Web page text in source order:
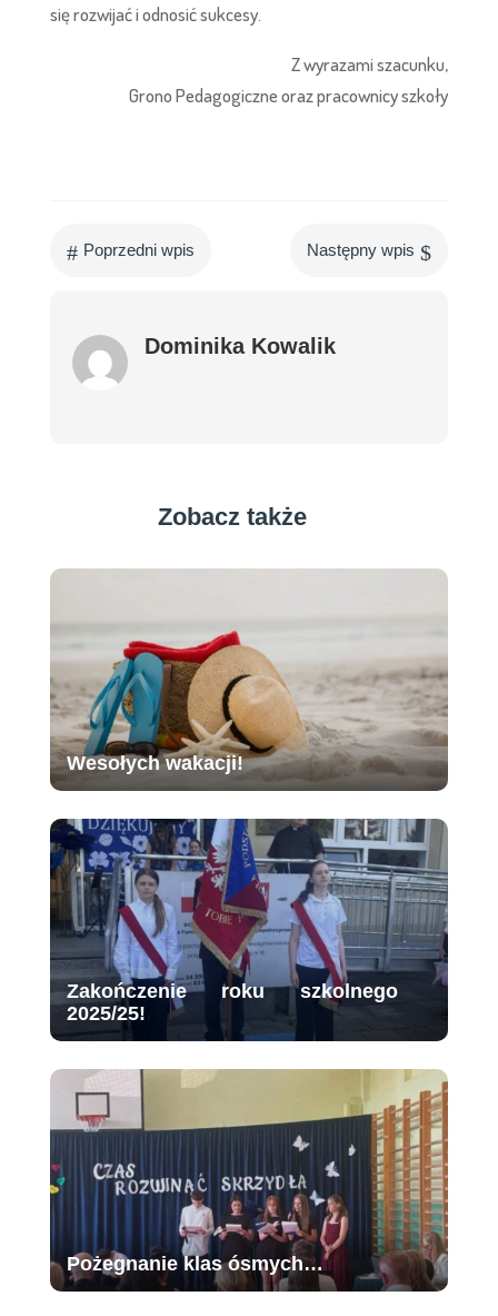
się rozwijać i odnosić sukcesy.
Z wyrazami szacunku,
Grono Pedagogiczne oraz pracownicy szkoły
# Poprzedni wpis Następny wpis $
Dominika Kowalik
Zobacz także
Wesołych wakacji!
Zakończenie roku szkolnego
2025/25!
Pożegnanie klas ósmych…